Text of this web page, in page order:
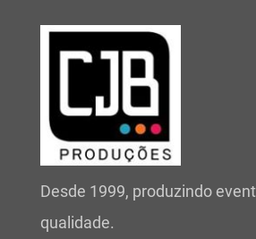
Desde 1999, produzindo
qualidade.